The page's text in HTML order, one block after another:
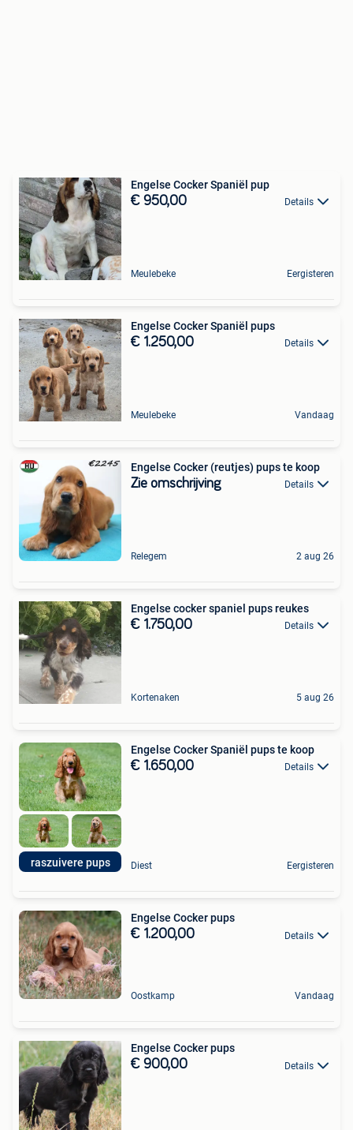
Engelse Cocker Spaniël pup
€ 950,00 Details
Meulebeke Eergisteren
Engelse Cocker Spaniël pups
€ 1.250,00 Details
Meulebeke Vandaag
Engelse Cocker (reutjes) pups te koop
Zie omschrijving Details
Relegem 2 aug 26
Engelse cocker spaniel pups reukes
€ 1.750,00 Details
Kortenaken 5 aug 26
raszuivere pups
Engelse Cocker Spaniël pups te koop
€ 1.650,00 Details
Diest Eergisteren
Engelse Cocker pups
€ 1.200,00 Details
Oostkamp Vandaag
Engelse Cocker pups
€ 900,00 Details